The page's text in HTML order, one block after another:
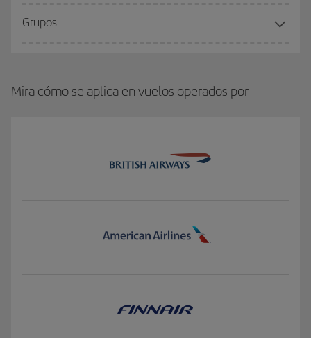
Grupos
Mira cómo se aplica en vuelos operados por